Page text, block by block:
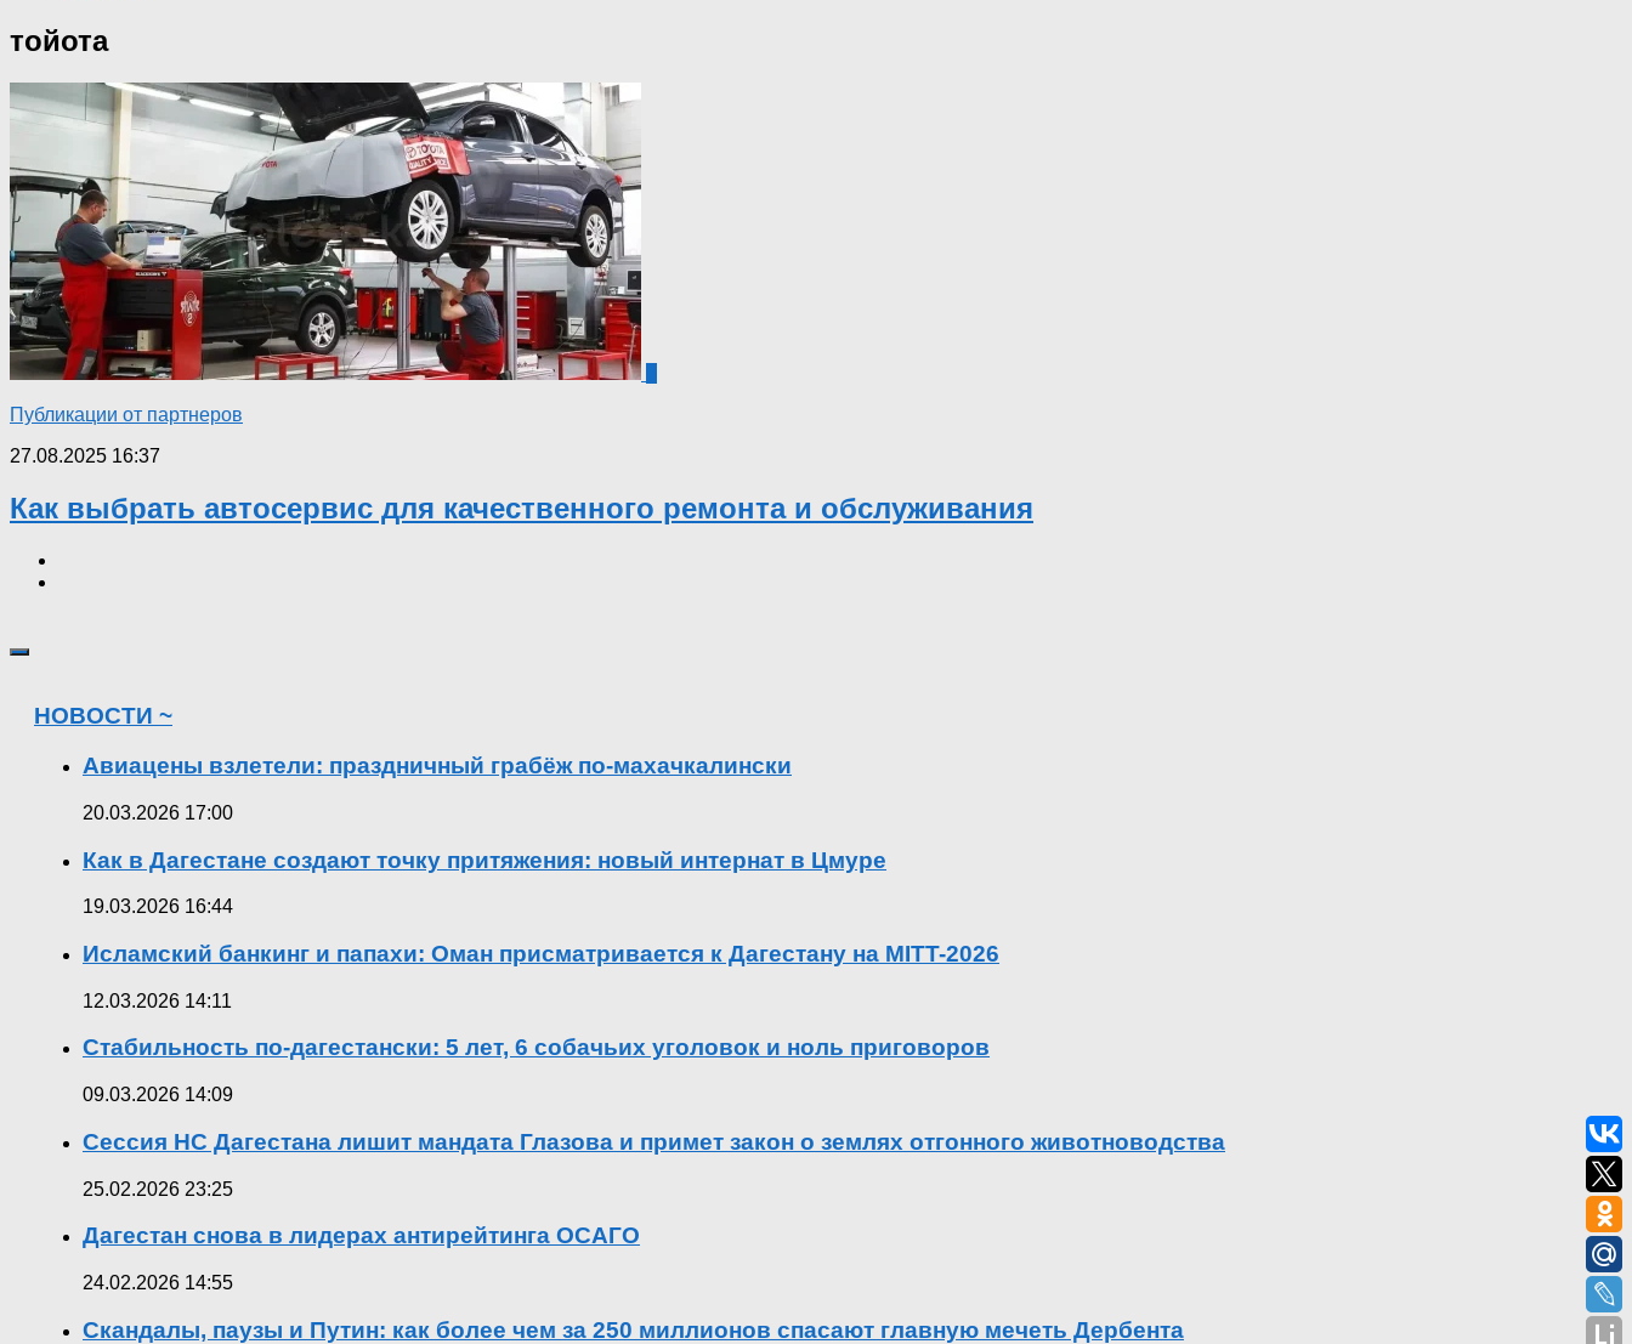
тойота
Публикации от партнеров
27.08.2025 16:37
Как выбрать автосервис для качественного ремонта и обслуживания
НОВОСТИ ~
Авиацены взлетели: праздничный грабёж по-махачкалински
20.03.2026 17:00
Как в Дагестане создают точку притяжения: новый интернат в Цмуре
19.03.2026 16:44
Исламский банкинг и папахи: Оман присматривается к Дагестану на MITT-2026
12.03.2026 14:11
Стабильность по-дагестански: 5 лет, 6 собачьих уголовок и ноль приговоров
09.03.2026 14:09
Сессия НС Дагестана лишит мандата Глазова и примет закон о землях отгонного животноводства
25.02.2026 23:25
Дагестан снова в лидерах антирейтинга ОСАГО
24.02.2026 14:55
Скандалы, паузы и Путин: как более чем за 250 миллионов спасают главную мечеть Дербента